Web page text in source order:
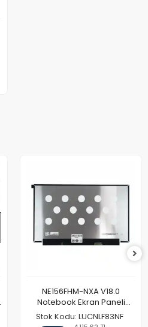
NE156FHM-NXA V18.0
Notebook Ekran Paneli
144Hz
Stok Kodu: LUCNLF83NF